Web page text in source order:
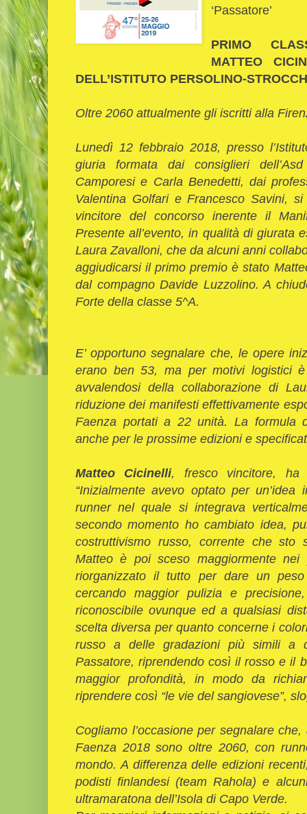
‘Passatore’
PRIMO
MATTEO
DELL’ISTITUTO PERSOLINO-
Oltre 2060 attualmente gli iscritti alla
Lunedì 12 febbraio 2018, presso
giuria formata dai consiglieri
Camporesi e Carla Benedetti, dai
Valentina Golfari e Francesco Savini,
vincitore del concorso inerente il
Presente all’evento, in qualità di giurata
Laura Zavalloni, che da alcuni anni
aggiudicarsi il primo premio è stato
dal compagno Davide Luzzolino. A
Forte della classe 5^A.
E’ opportuno segnalare che, le opere
erano ben 53, ma per motivi logistici
avvalendosi della collaborazione di
riduzione dei manifesti effettivamente
Faenza portati a 22 unità. La formula
anche per le prossime edizioni e
Matteo Cicinelli, fresco vincitore, ha
“Inizialmente avevo optato per
runner nel quale si integrava
secondo momento ho cambiato idea,
costruttivismo russo, corrente che sto
Matteo è poi sceso maggiormente nei
riorganizzato il tutto per dare un
cercando maggior pulizia e
riconoscibile ovunque ed a qualsiasi
scelta diversa per quanto concerne i
russo a delle gradazioni più simili a
Passatore, riprendendo così il rosso e il
maggior profondità, in modo da
riprendere così “le vie del sangiovese”,
Cogliamo l’occasione per segnalare
Faenza 2018 sono oltre 2060, con
mondo. A differenza delle edizioni
podisti finlandesi (team Rahola) e
ultramaratona dell’Isola di Capo Verde.